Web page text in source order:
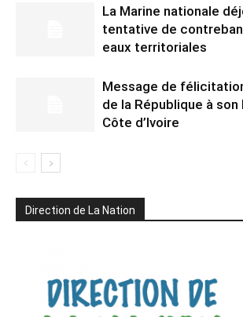
La Marine nationale
tentative de
eaux territoriales
Message de
de la République à
Côte d’Ivoire
Direction de La Nation